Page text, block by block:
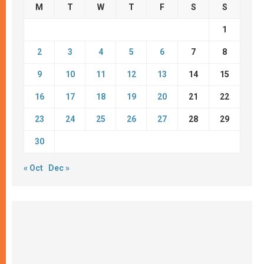
M T W T F S S
1
2 3 4 5 6 7 8
9 10 11 12 13 14 15
16 17 18 19 20 21 22
23 24 25 26 27 28 29
30
« Oct Dec »